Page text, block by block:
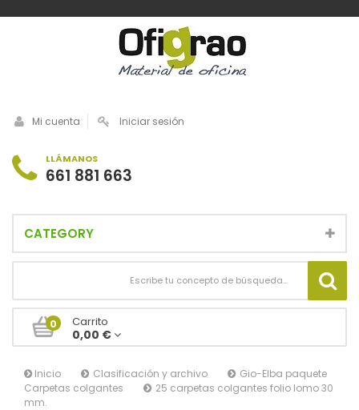
Mi cuenta Iniciar sesión
LLÁMANOS
661 881 663
CATEGORY
0 Carrito
0,00 €
Inicio
Clasificación y archivo
Carpetas colgantes
Gio-Elba paquete
25 carpetas colgantes folio lomo 30
mm.